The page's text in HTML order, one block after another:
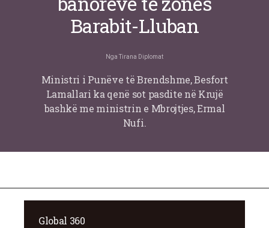
Barabit-Lluban
Nga Tirana Diplomat
Ministri i Punëve të Brendshme, Besfort
Lamallari ka qenë sot pasdite në Krujë
bashkë me ministrin e Mbrojtjes, Ermal
Nufi.
Global 360